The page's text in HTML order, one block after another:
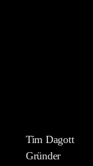
Tim Dagott
Gründer